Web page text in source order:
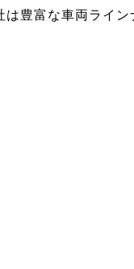
豊富な車両ライン